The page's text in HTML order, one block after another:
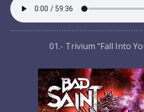
01.- Trivium “Fall Into